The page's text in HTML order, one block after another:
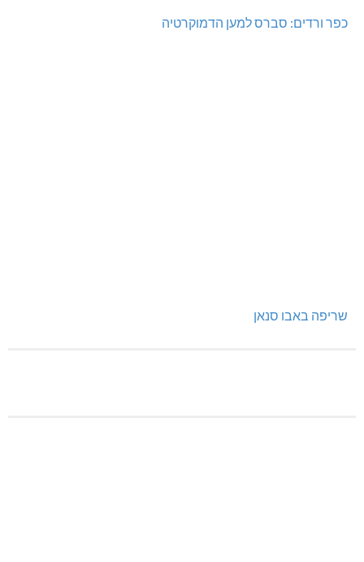
כפר ורדים: סברס למען הדמוקרטיה
שריפה באבו סנאן